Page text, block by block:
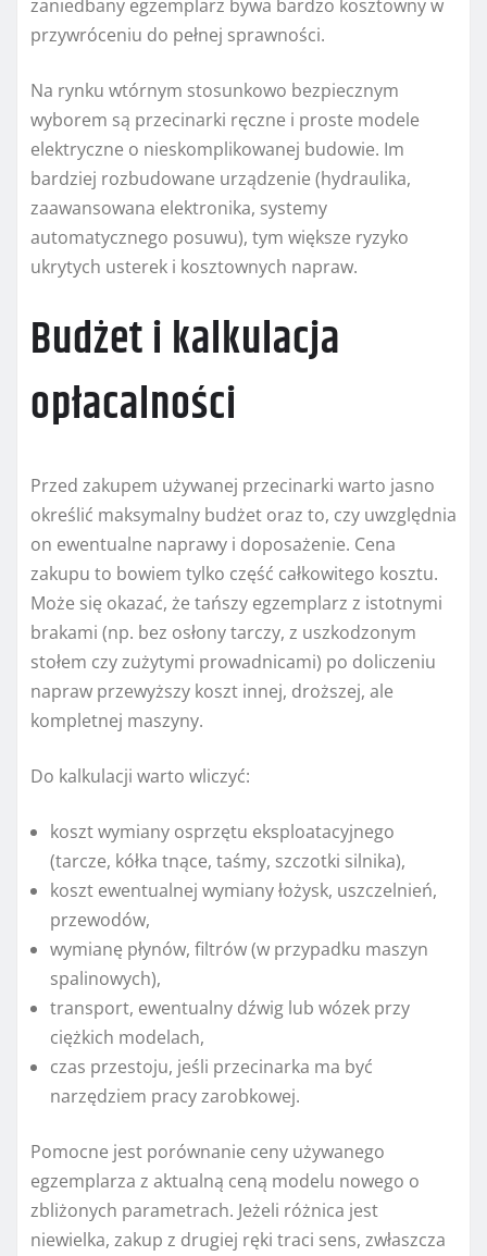
zaniedbany egzemplarz bywa bardzo kosztowny w
przywróceniu do pełnej sprawności.
Na rynku wtórnym stosunkowo bezpiecznym
wyborem są przecinarki ręczne i proste modele
elektryczne o nieskomplikowanej budowie. Im
bardziej rozbudowane urządzenie (hydraulika,
zaawansowana elektronika, systemy
automatycznego posuwu), tym większe ryzyko
ukrytych usterek i kosztownych napraw.
Budżet i kalkulacja
opłacalności
Przed zakupem używanej przecinarki warto jasno
określić maksymalny budżet oraz to, czy uwzględnia
on ewentualne naprawy i doposażenie. Cena
zakupu to bowiem tylko część całkowitego kosztu.
Może się okazać, że tańszy egzemplarz z istotnymi
brakami (np. bez osłony tarczy, z uszkodzonym
stołem czy zużytymi prowadnicami) po doliczeniu
napraw przewyższy koszt innej, droższej, ale
kompletnej maszyny.
Do kalkulacji warto wliczyć:
koszt wymiany osprzętu eksploatacyjnego
(tarcze, kółka tnące, taśmy, szczotki silnika),
koszt ewentualnej wymiany łożysk, uszczelnień,
przewodów,
wymianę płynów, filtrów (w przypadku maszyn
spalinowych),
transport, ewentualny dźwig lub wózek przy
ciężkich modelach,
czas przestoju, jeśli przecinarka ma być
narzędziem pracy zarobkowej.
Pomocne jest porównanie ceny używanego
egzemplarza z aktualną ceną modelu nowego o
zbliżonych parametrach. Jeżeli różnica jest
niewielka, zakup z drugiej ręki traci sens, zwłaszcza